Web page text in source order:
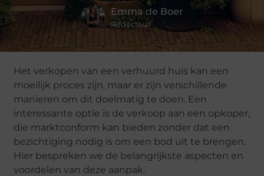
Emma de Boer
Redacteur
Het verkopen van een verhuurd huis kan een
moeilijk proces zijn, maar er zijn verschillende
manieren om dit doelmatig te doen. Een
interessante optie is de verkoop aan een opkoper,
die marktconform kan bieden zonder dat een
bezichtiging nodig is om een bod uit te brengen.
Hier bespreken we de belangrijkste aspecten en
voordelen van deze aanpak.